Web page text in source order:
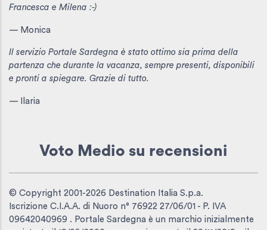
Francesca e Milena :-)
— Monica
Il servizio Portale Sardegna è stato ottimo sia prima della
partenza che durante la vacanza, sempre presenti, disponibili
e pronti a spiegare. Grazie di tutto.
— Ilaria
Voto Medio su recensioni
© Copyright 2001-2026 Destination Italia S.p.a.
Iscrizione C.I.A.A. di Nuoro n° 76922 27/06/01 - P. IVA
09642040969 . Portale Sardegna è un marchio inizialmente